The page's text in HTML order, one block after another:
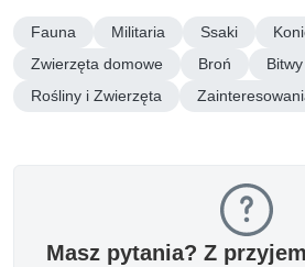
Fauna Militaria Ssaki
Zwierzęta domowe
Broń Bitwy
Rośliny i Zwierzęta
Masz pytania? Z